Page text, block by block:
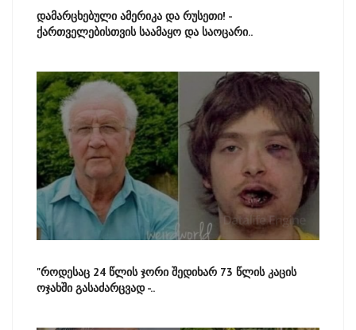
დამარცხებული ამერიკა და რუსეთი! -
ქართველებისთვის საამაყო და საოცარი..
"როდესაც 24 წლის ჯორი შედიხარ 73 წლის კაცის
ოჯახში გასაძარცვად -..